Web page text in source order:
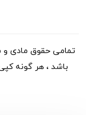
تمامی حقوق مادی